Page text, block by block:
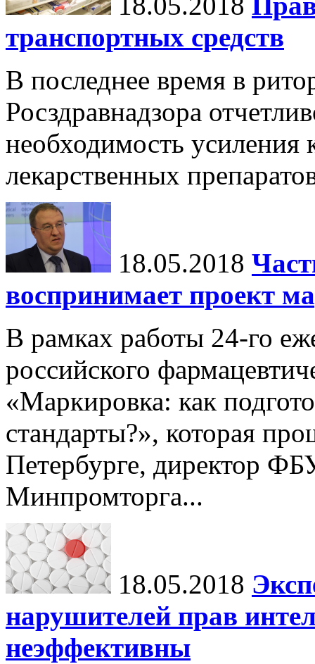
транспортных средств
В последнее время в
Росздравнадзора
необходимость усиления
лекарственных
18.05.2018
воспринимает проект
В рамках работы 24-го
российского
«Маркировка: как
стандарты?», которая
Петербурге, директор
Минпромторга...
18.05.2018
нарушителей прав
неэффективны